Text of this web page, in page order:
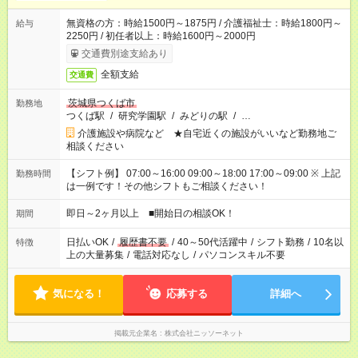
給与
無資格の方：時給1500円～1875円 / 介護福祉士：時給1800円～
2250円 / 初任者以上：時給1600円～2000円
交通費別途支給あり
交通費 全額支給
勤務地
茨城県つくば市
つくば駅 / 研究学園駅 / みどりの駅 / …
介護施設や病院など ★自宅近くの施設がいいなど勤務地ご
相談ください
勤務時間
【シフト例】 07:00～16:00 09:00～18:00 17:00～09:00 ※ 上記
は一例です！その他シフトもご相談ください！
期間 即日～2ヶ月以上 ■開始日の相談OK！
特徴 日払いOK / 履歴書不要 / 40～50代活躍中 / シフト勤務 / 10名以
上の大量募集 / 電話対応なし / パソコンスキル不要
気になる！ 応募する 詳細へ
掲載元企業名 株式会社ニッソーネット